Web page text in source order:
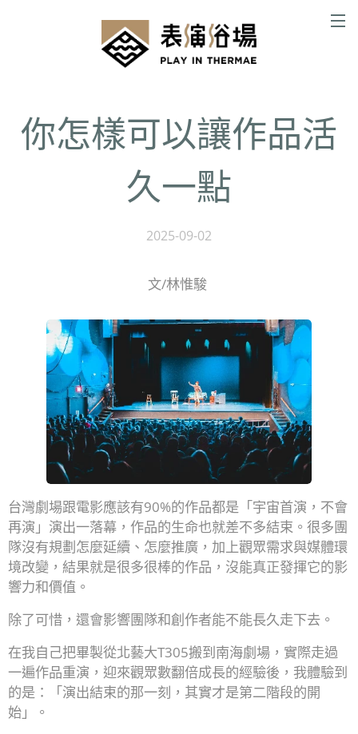
你怎樣可以讓作品活
久一點
2025-09-02
文/林惟駿
台灣劇場跟電影應該有90%的作品都是「宇宙首演，不會
再演」演出一落幕，作品的生命也就差不多結束。很多團
隊沒有規劃怎麼延續、怎麼推廣，加上觀眾需求與媒體環
境改變，結果就是很多很棒的作品，沒能真正發揮它的影
響力和價值。
除了可惜，還會影響團隊和創作者能不能長久走下去。
在我自己把畢製從北藝大T305搬到南海劇場，實際走過
一遍作品重演，迎來觀眾數翻倍成長的經驗後，我體驗到
的是：「演出結束的那一刻，其實才是第二階段的開
始」。